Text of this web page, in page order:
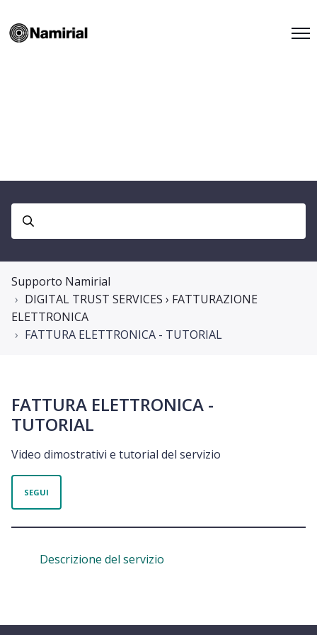
Supporto Namirial
DIGITAL TRUST SERVICES › FATTURAZIONE
ELETTRONICA
FATTURA ELETTRONICA - TUTORIAL
FATTURA ELETTRONICA -
TUTORIAL
Video dimostrativi e tutorial del servizio
SEGUI
Descrizione del servizio